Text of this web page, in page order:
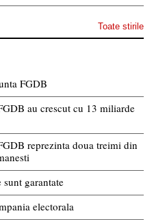
Toate stirile
FGDB
au crescut cu 13 miliarde
reprezinta doua treimi din
garantate
electorala